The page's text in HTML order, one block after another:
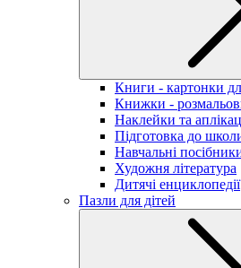
Книги - картонки
Книжки -
Наклейки та
Підготовка до
Навчальні
Художня література
Дитячі енциклопедії
Пазли для дітей